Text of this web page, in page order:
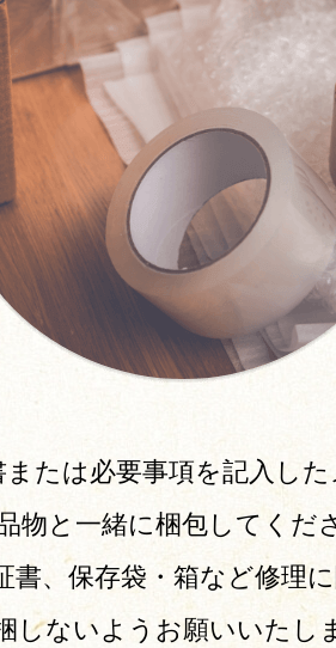
または必要事項を記入し
物と一緒に梱包してくだ
書、保存袋・箱など修理
しないようお願いいたし